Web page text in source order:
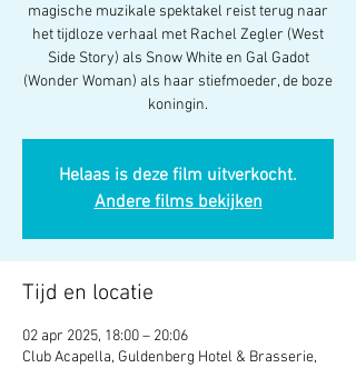
magische muzikale spektakel reist terug naar
het tijdloze verhaal met Rachel Zegler (West
Side Story) als Snow White en Gal Gadot
(Wonder Woman) als haar stiefmoeder, de boze
koningin.
Helaas is deze film uitverkocht.
Andere films bekijken
Tijd en locatie
02 apr 2025, 18:00 – 20:06
Club Acapella, Guldenberg Hotel & Brasserie,